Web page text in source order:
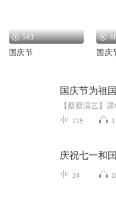
543
国庆节 国庆
国庆节为祖
215
庆祝七一和
24